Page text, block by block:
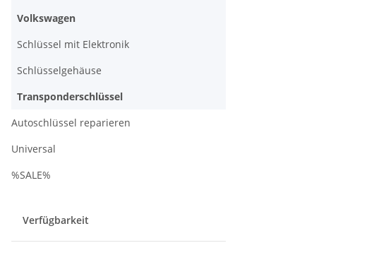
Volkswagen
Schlüssel mit Elektronik
Schlüsselgehäuse
Transponderschlüssel
Autoschlüssel reparieren
Universal
%SALE%
Verfügbarkeit